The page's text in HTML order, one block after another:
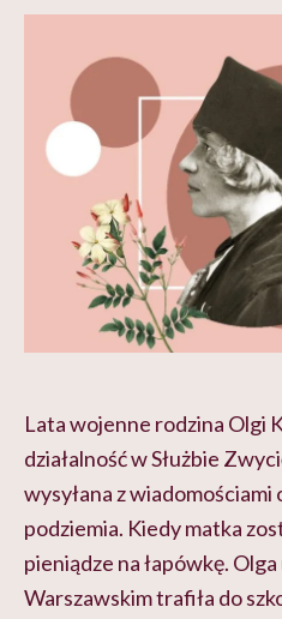
Lata wojenne rodzina Olgi
działalność w Służbie
wysyłana z wiadomościami
podziemia. Kiedy matka
pieniądze na łapówkę.
Warszawskim trafiła do